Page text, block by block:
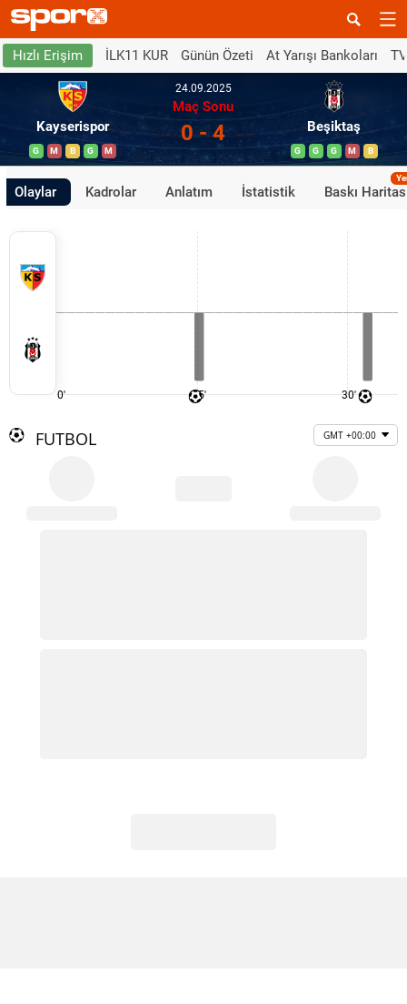
Hızlı Erişim İLK11 KUR Günün Özeti At Yarışı Bankoları
Kayserispor
G M B G M
24.09.2025
Maç Sonu
0 - 4 Beşiktaş
G G G M B
Olaylar Kadrolar Anlatım İstatistik Baskı
0' 15' 30'
FUTBOL GMT +00:00